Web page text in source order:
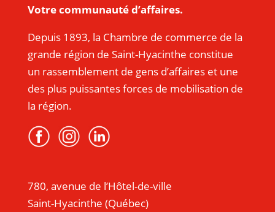
Votre communauté d’affaires.
Depuis 1893, la Chambre de commerce de la
grande région de Saint-Hyacinthe constitue
un rassemblement de gens d’affaires et une
des plus puissantes forces de mobilisation de
la région.
780, avenue de l’Hôtel-de-ville
Saint-Hyacinthe (Québec)